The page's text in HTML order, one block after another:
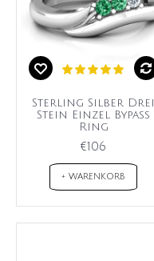
Sterling Silber Drei
Stein Einzel Bypass
Ring
€106
+ WARENKORB